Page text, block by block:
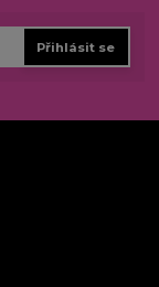
Přihlásit se